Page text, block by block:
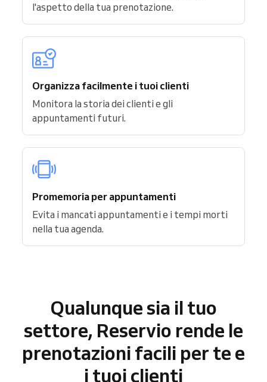
l'aspetto della tua prenotazione.
Organizza facilmente i tuoi clienti
Monitora la storia dei clienti e gli
appuntamenti futuri.
Promemoria per appuntamenti
Evita i mancati appuntamenti e i tempi morti
nella tua agenda.
Qualunque sia il tuo
settore, Reservio rende le
prenotazioni facili per te e
i tuoi clienti